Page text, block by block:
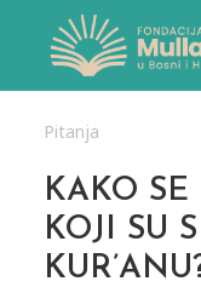
Pitanja
KAKO
KOJI SU